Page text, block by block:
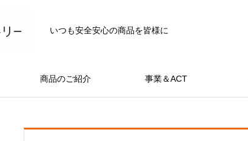
いつも安全安心の商品を皆様に
商品のご紹介 事業＆ACT